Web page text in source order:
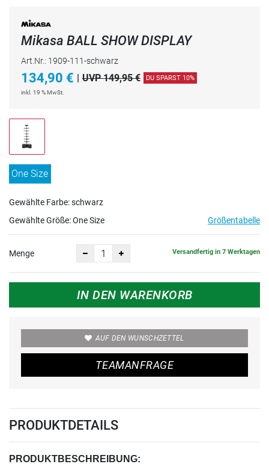
Mikasa BALL SHOW DISPLAY
Art.Nr.: 1909-111-schwarz
134,90 € | UVP 149,95 € DU SPARST 10%
inkl. 19 % MwSt.
One Size
Gewählte Farbe: schwarz
Gewählte Größe:One Size Größentabelle
Menge Versandfertig in 7 Werktagen
IN DEN WARENKORB
AUF DEN WUNSCHZETTEL
TEAMANFRAGE
PRODUKTDETAILS
PRODUKTBESCHREIBUNG: